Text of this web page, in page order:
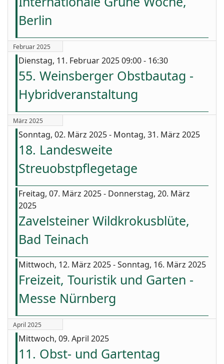
Berlin
Februar 2025
Dienstag, 11. Februar 2025 09:00 - 16:30
55. Weinsberger Obstbautag -
Hybridveranstaltung
März 2025
Sonntag, 02. März 2025 - Montag, 31. März 2025
18. Landesweite
Streuobstpflegetage
Freitag, 07. März 2025 - Donnerstag, 20. März
2025
Zavelsteiner Wildkrokusblüte,
Bad Teinach
Mittwoch, 12. März 2025 - Sonntag, 16. März 2025
Freizeit, Touristik und Garten -
Messe Nürnberg
April 2025
Mittwoch, 09. April 2025
11. Obst- und Gartentag